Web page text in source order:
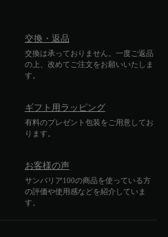
交換・返品
交換は承っておりません。一度ご返品
の上、改めてご注文をお願いいたしま
す。
ギフト用ラッピング
有料のプレゼント包装をご用意してお
ります。
お客様の声
サンバリア100の商品を使っている方
の評価や使用感などを紹介していま
す。